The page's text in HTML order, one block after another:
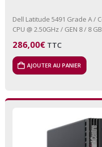
Dell Latitude 5491 Grade A /
286,00€ TTC
AJOUTER AU PANIER